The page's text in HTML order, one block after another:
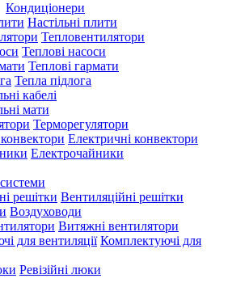
Кондиціонери
Настільні плити
Тепловентилятори
Теплові насоси
Теплові гармати
Тепла підлога
кабелі
мати
Терморегулятори
Електричні конвектори
Електрочайники
Вентиляційні решітки
Воздуховоди
Витяжні вентилятори
Комплектуючі для
Ревізійні люки